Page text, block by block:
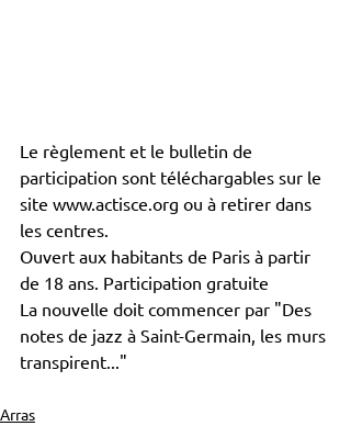
Le règlement et le bulletin de
participation sont téléchargables sur le
site www.actisce.org ou à retirer dans
les centres.
Ouvert aux habitants de Paris à partir
de 18 ans. Participation gratuite
La nouvelle doit commencer par "Des
notes de jazz à Saint-Germain, les murs
transpirent..."
Arras